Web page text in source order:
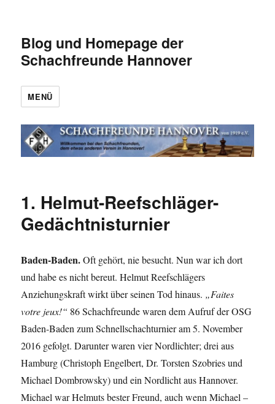
Blog und Homepage der
Schachfreunde Hannover
MENÜ
1. Helmut-Reefschläger-
Gedächtnisturnier
Baden-Baden.Oft gehört, nie besucht. Nun war ich dort
und habe es nicht bereut. Helmut Reefschlägers
Anziehungskraft wirkt über seinen Tod hinaus. „Faites
votre jeux!“ 86 Schachfreunde waren dem Aufruf der OSG
Baden-Baden zum Schnellschachturnier am 5. November
2016 gefolgt. Darunter waren vier Nordlichter; drei aus
Hamburg (Christoph Engelbert, Dr. Torsten Szobries und
Michael Dombrowsky) und ein Nordlicht aus Hannover.
Michael war Helmuts bester Freund, auch wenn Michael –